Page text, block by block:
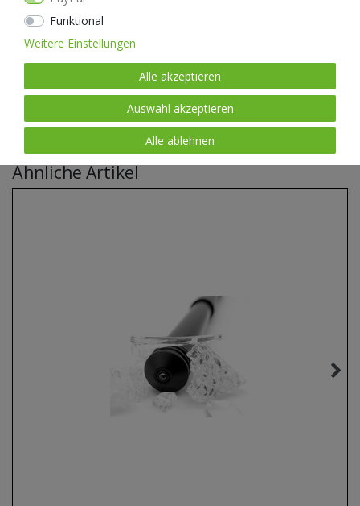
Verantwortung und Sorgfalt.
Nextorch übernimmt keine Haftung für eventuelle Schäden, die durch
den unsachgemäßen und/oder zweckentfremdeten Gebrauch
Ähnliche Artikel
Funktional
Weitere Einstellungen
Alle akzeptieren
Auswahl akzeptieren
Alle ablehnen